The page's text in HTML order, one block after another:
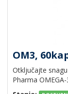
OM3,
Otključajte
Pharma